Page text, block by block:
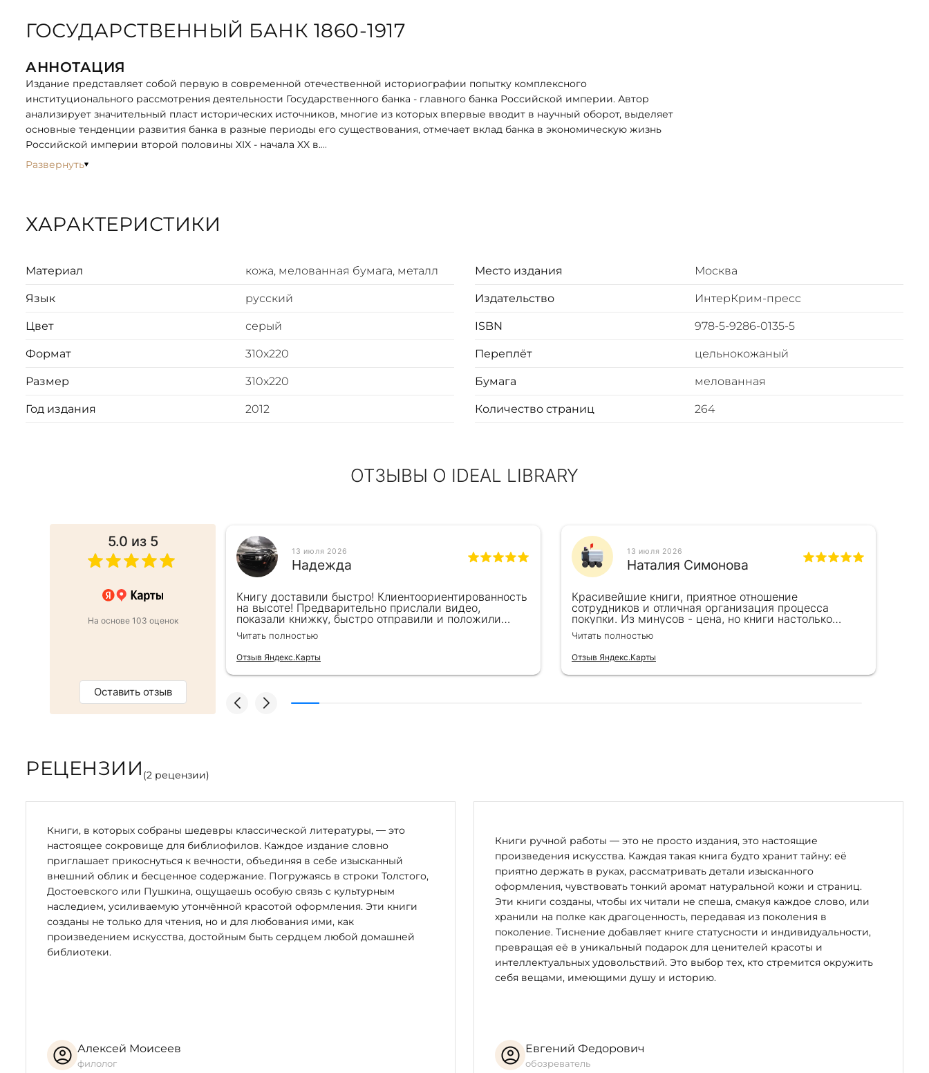
ГОСУДАРСТВЕННЫЙ БАНК 1860-1917
АННОТАЦИЯ
Издание представляет собой первую в современной отечественной историографии попытку комплексного
институционального рассмотрения деятельности Государственного банка - главного банка Российской империи. Автор
анализирует значительный пласт исторических источников, многие из которых впервые вводит в научный оборот, выделяет
основные тенденции развития банка в разные периоды его существования, отмечает вклад банка в экономическую жизнь
Российской империи второй половины XIX - начала XX в.
ОПИСАНИЕ
технике "Перо павлина". Ляссе из шёлковой ленты. Форзац цельный из дизайнерской бумаги. Футляр кожаный, вдохновлён
Книга представлена в оригинальном подарочном коробе, перчатки и, по желанию, сертификат (может быть именным) в
Развернуть
ХАРАКТЕРИСТИКИ
Материал кожа, мелованная бумага, металл
Язык русский
Цвет серый
Формат 310х220
Размер 310х220
Год издания 2012
Место издания Москва
Издательство ИнтерКрим-пресс
ISBN 978-5-9286-0135-5
Переплёт цельнокожаный
Бумага мелованная
Количество страниц 264
ОТЗЫВЫ О IDEAL LIBRARY
5.0 из 5
На основе 103 оценок
Оставить отзыв
этапа заказа до доставки.Сервис
плотные,печать хорошая.
13 июля 2026
Надежда
Книгу доставили быстро! Клиентоориентированность
на высоте! Предварительно прислали видео,
показали книжку, быстро отправили и положили
подарочек) Спасибо!!!
Читать полностью
Отзыв Яндекс.Карты
13 июля 2026
Наталия Симонова
Красивейшие книги, приятное отношение
сотрудников и отличная организация процесса
покупки. Из минусов - цена, но книги настолько
великолепны, что это того стоит. Идеальный вариант
для подарка.
Читать полностью
Отзыв Яндекс.Карты
РЕЦЕНЗИИ (2 рецензии)
Книги, в которых собраны шедевры классической литературы, — это
настоящее сокровище для библиофилов. Каждое издание словно
приглашает прикоснуться к вечности, объединяя в себе изысканный
внешний облик и бесценное содержание. Погружаясь в строки Толстого,
Достоевского или Пушкина, ощущаешь особую связь с культурным
наследием, усиливаемую утончённой красотой оформления. Эти книги
созданы не только для чтения, но и для любования ими, как
произведением искусства, достойным быть сердцем любой домашней
библиотеки.
Алексей Моисеев
филолог
Книги ручной работы — это не просто издания, это настоящие
произведения искусства. Каждая такая книга будто хранит тайну: её
приятно держать в руках, рассматривать детали изысканного
оформления, чувствовать тонкий аромат натуральной кожи и страниц.
Эти книги созданы, чтобы их читали не спеша, смакуя каждое слово, или
хранили на полке как драгоценность, передавая из поколения в
поколение. Тиснение добавляет книге статусности и индивидуальности,
превращая её в уникальный подарок для ценителей красоты и
интеллектуальных удовольствий. Это выбор тех, кто стремится окружить
себя вещами, имеющими душу и историю.
Евгений Федорович
обозреватель